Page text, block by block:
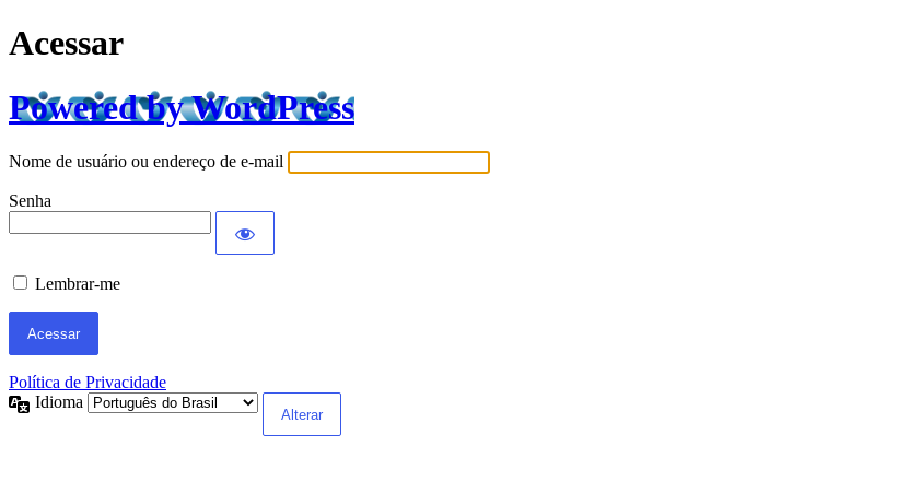
Acessar
Powered by WordPress
Nome de usuário ou endereço de e-mail
Senha
Lembrar-me
Política de Privacidade
Idioma